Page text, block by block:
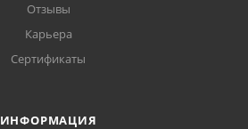
Отзывы
Карьера
Сертификаты
ИНФОРМАЦИЯ